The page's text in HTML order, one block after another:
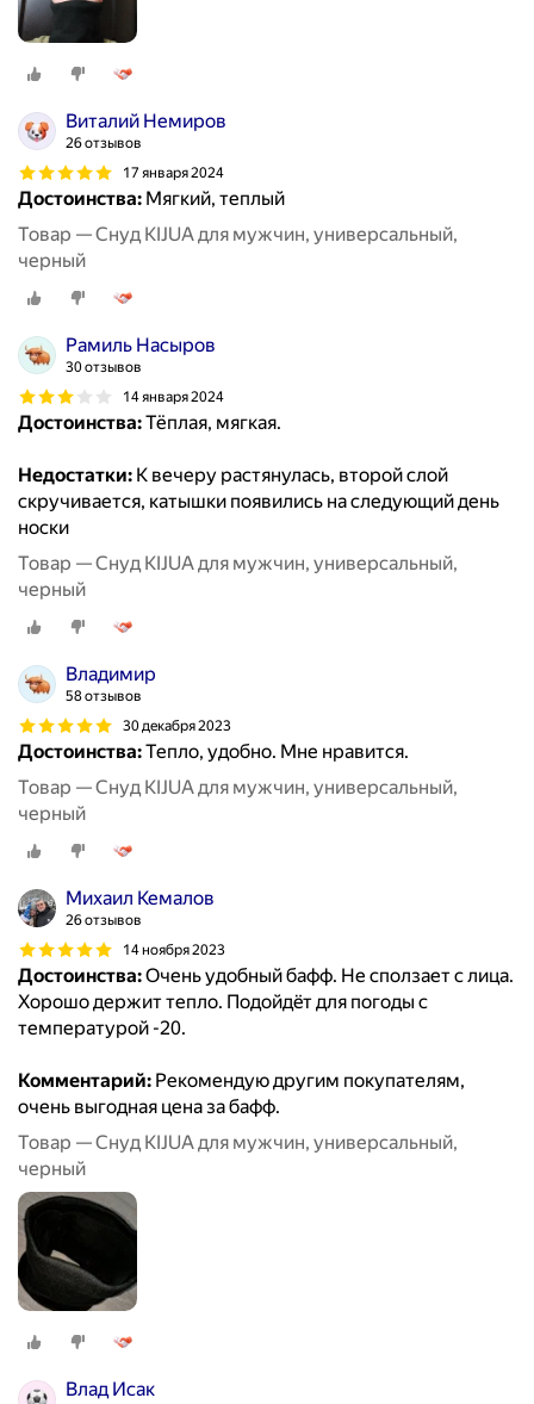
Виталий Немиров
26 отзывов
17 января 2024
Достоинства: Мягкий, теплый
Товар — Снуд KIJUA для мужчин, универсальный,
черный
Рамиль Насыров
30 отзывов
14 января 2024
Достоинства:Тёплая, мягкая.
Недостатки: К вечеру растянулась, второй слой
скручивается, катышки появились на следующий день
носки
Товар — Снуд KIJUA для мужчин, универсальный,
черный
Владимир
58 отзывов
30 декабря 2023
Достоинства:Тепло, удобно. Мне нравится.
Товар — Снуд KIJUA для мужчин, универсальный,
черный
Михаил Кемалов
26 отзывов
14 ноября 2023
Достоинства:Очень удобный бафф. Не сползает с лица.
Хорошо держит тепло. Подойдëт для погоды с
температурой -20.
Комментарий: Рекомендую другим покупателям,
очень выгодная цена за бафф.
Товар — Снуд KIJUA для мужчин, универсальный,
черный
Влад Исак